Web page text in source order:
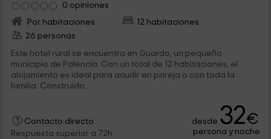
0 opiniones
Por habitaciones
12 habitaciones
26 personas
Este hotel rural se encuentra en Guardo, un pequeño
municipio de Palencia. Con un total de 12 habitaciones, el
alojamiento es ideal para acudir en pareja o con toda la
familia. Construido...
Contacto directo
Respuesta superior a 72h
desde 32€
persona y noche